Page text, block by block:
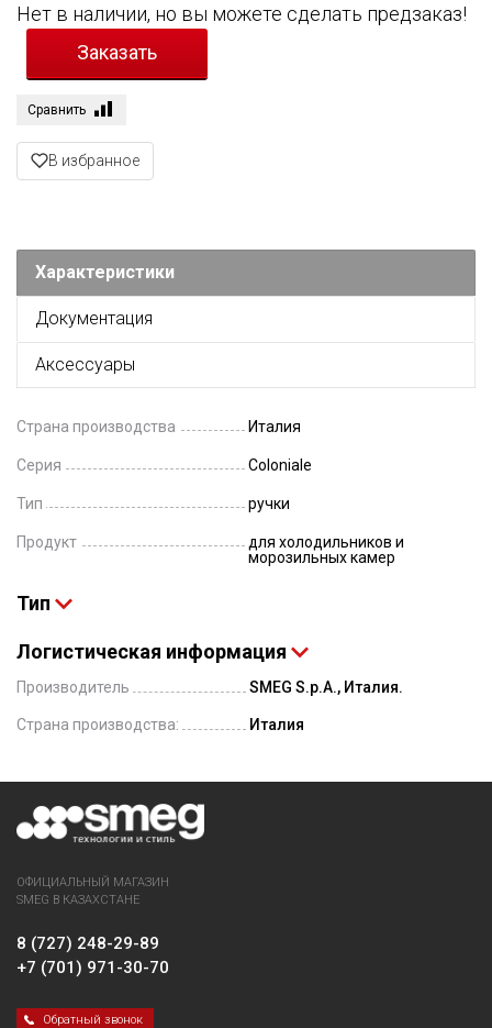
Нет в наличии, но вы можете сделать предзаказ!
Сравнить
В избранное
Характеристики
Документация
Аксессуары
Страна производства Италия
Серия Coloniale
Тип ручки
Продукт
для холодильников и
морозильных камер
Тип
Логистическая информация
Производитель SMEG S.p.A., Италия.
Страна производства: Италия
ОФИЦИАЛЬНЫЙ МАГАЗИН
SMEG В КАЗАХСТАНЕ
8 (727) 248-29-89
+7 (701) 971-30-70
Обратный звонок